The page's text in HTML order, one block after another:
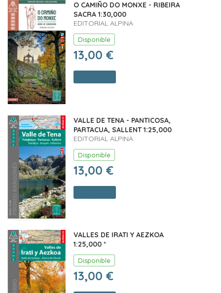
O CAMIÑO DO MONXE - RIBEIRA
SACRA 1:30,000
EDITORIAL ALPINA
Disponible
13,00 €
VALLE DE TENA - PANTICOSA,
PARTACUA, SALLENT 1:25,000
EDITORIAL ALPINA
Disponible
13,00 €
VALLES DE IRATI Y AEZKOA
1:25,000 *
Disponible
13,00 €